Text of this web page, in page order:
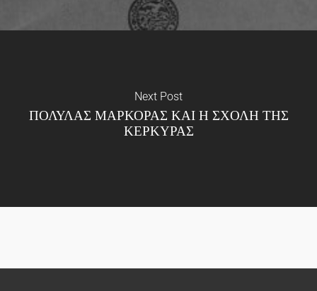
Next Post
ΠΟΛΥΛΑΣ ΜΑΡΚΟΡΑΣ ΚΑΙ Η ΣΧΟΛΗ ΤΗΣ
ΚΕΡΚΥΡΑΣ